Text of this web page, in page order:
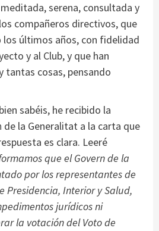
serena, consultada y
compañeros directivos, que
los últimos años, con fidelidad
y al Club, y que han
tantas cosas, pensando
sabéis, he recibido la
de la Generalitat a la carta que
es clara. Leeré
que el Govern de la
por los representantes de
Presidencia, Interior y Salud,
jurídicos ni
la votación del Voto de